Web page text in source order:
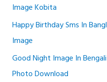
Image Kobita
Happy Birthday Sms In
Image
Good Night Image In
Photo Download